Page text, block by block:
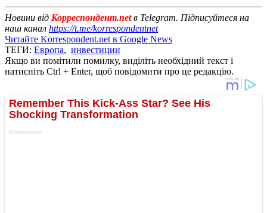
Новини від Корреспондент.netв Telegram. Підписуйтеся на
наш канал https://t.me/korrespondentnet
Читайте Korrespondent.net в Google News
ТЕГИ: Европа, инвестиции
Якщо ви помітили помилку, виділіть необхідний текст і
натисніть Ctrl + Enter, щоб повідомити про це редакцію.